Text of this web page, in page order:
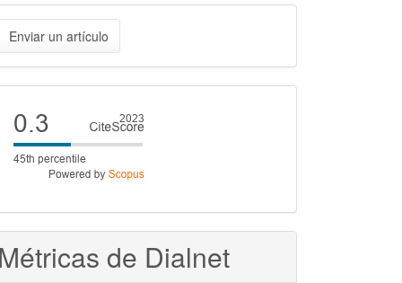
Enviar un artículo
de Dialnet